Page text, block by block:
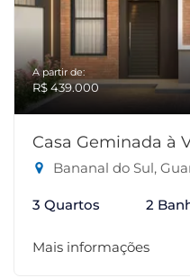
A partir de:
R$ 439.000
Casa Geminada à
Bananal do Sul,
3 Quartos 2
Mais informações